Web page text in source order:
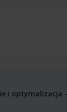
i optymalizacja